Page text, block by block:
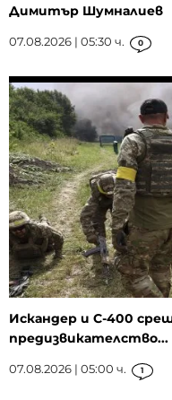
Димитър Шумналиев
07.08.2026 | 05:30 ч. 0
Искандер и С-400
предизвикателство...
07.08.2026 | 05:00 ч. 1